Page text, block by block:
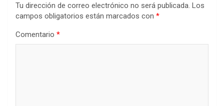
Tu dirección de correo electrónico no será publicada. Los
campos obligatorios están marcados con *
Comentario *